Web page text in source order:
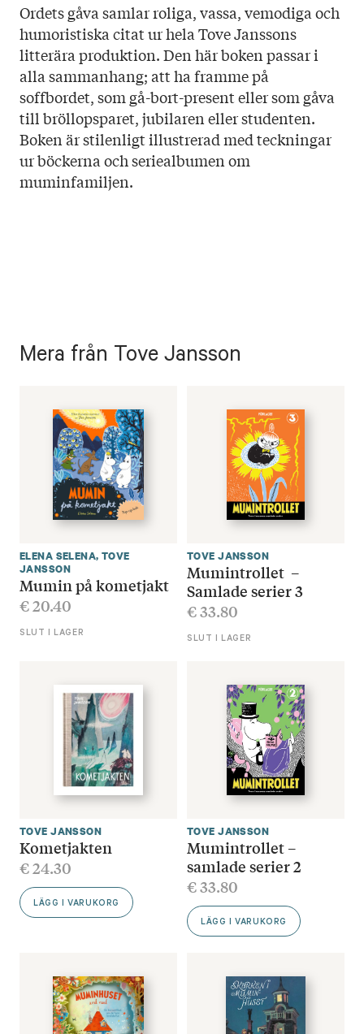
Ordets gåva samlar roliga, vassa, vemodiga och
humoristiska citat ur hela Tove Janssons
litterära produktion. Den här boken passar i
alla sammanhang; att ha framme på
soffbordet, som gå-bort-present eller som gåva
till bröllopsparet, jubilaren eller studenten.
Boken är stilenligt illustrerad med teckningar
ur böckerna och seriealbumen om
muminfamiljen.
Mera från Tove Jansson
ELENA SELENA, TOVE
JANSSON
Mumin på kometjakt
€20.40
SLUT I LAGER
TOVE JANSSON
Mumintrollet –
Samlade serier 3
€33.80
SLUT I LAGER
TOVE JANSSON
Kometjakten
€24.30
LÄGG I VARUKORG
TOVE JANSSON
Mumintrollet –
samlade serier 2
€33.80
LÄGG I VARUKORG